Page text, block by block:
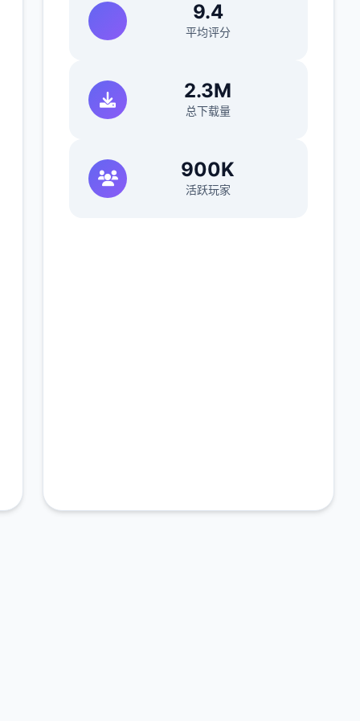
9.4
平均评分
2.3M
总下载量
900K
活跃玩家